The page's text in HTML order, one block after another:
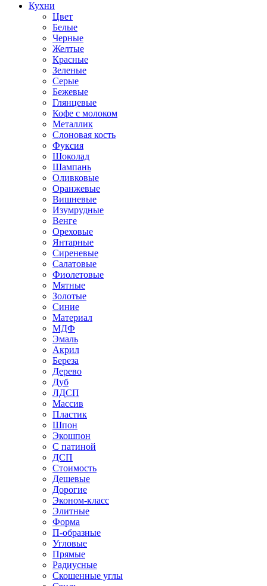
Кухни
Цвет
Белые
Черные
Желтые
Красные
Зеленые
Серые
Бежевые
Глянцевые
Кофе с молоком
Металлик
Слоновая кость
Фуксия
Шоколад
Шампань
Оливковые
Оранжевые
Вишневые
Изумрудные
Венге
Ореховые
Янтарные
Сиреневые
Салатовые
Фиолетовые
Мятные
Золотые
Синие
Материал
МДФ
Эмаль
Акрил
Береза
Дерево
Дуб
ЛДСП
Массив
Пластик
Шпон
Экошпон
С патиной
ДСП
Стоимость
Дешевые
Дорогие
Эконом-класс
Элитные
Форма
П-образные
Угловые
Прямые
Радиусные
Скошенные углы